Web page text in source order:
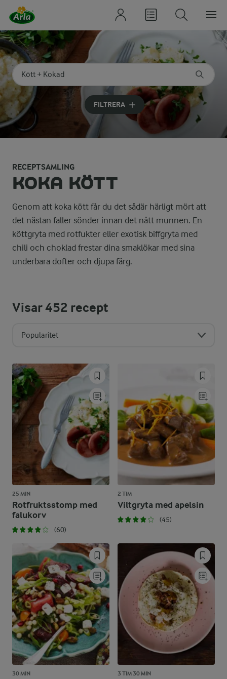
Sök på kategori eller ingrediens
Skriv in sökord för att få förslag
FILTRERA
RECEPTSAMLING
KOKA KÖTT
Genom att koka kött får du det sådär härligt mört att
det nästan faller sönder innan det nått munnen. En
köttgryta med rotfukter eller exotisk biffgryta med
chili och choklad frestar dina smaklökar med sina
underbara dofter och djupa färg.
Visar452 recept
Popularitet
25 MIN
Rotfruktsstomp med
falukorv
(60)
2 TIM
Viltgryta med apelsin
(45)
30 MIN 3 TIM 30 MIN